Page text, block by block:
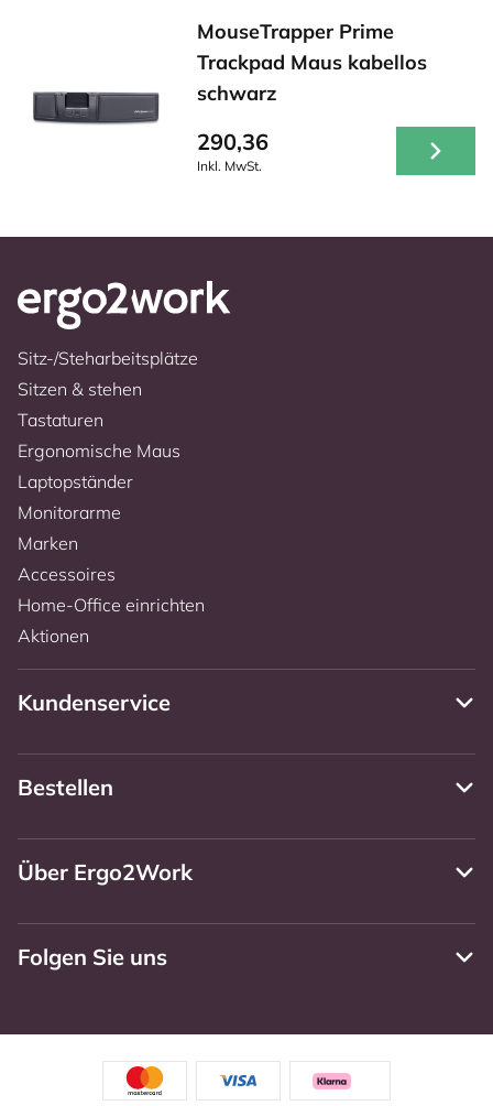
MouseTrapper Prime
Trackpad Maus kabellos
schwarz
290,36
Inkl. MwSt.
Sitz-/Steharbeitsplätze
Sitzen & stehen
Tastaturen
Ergonomische Maus
Laptopständer
Monitorarme
Marken
Accessoires
Home-Office einrichten
Aktionen
Kundenservice
Bestellen
Über Ergo2Work
Folgen Sie uns